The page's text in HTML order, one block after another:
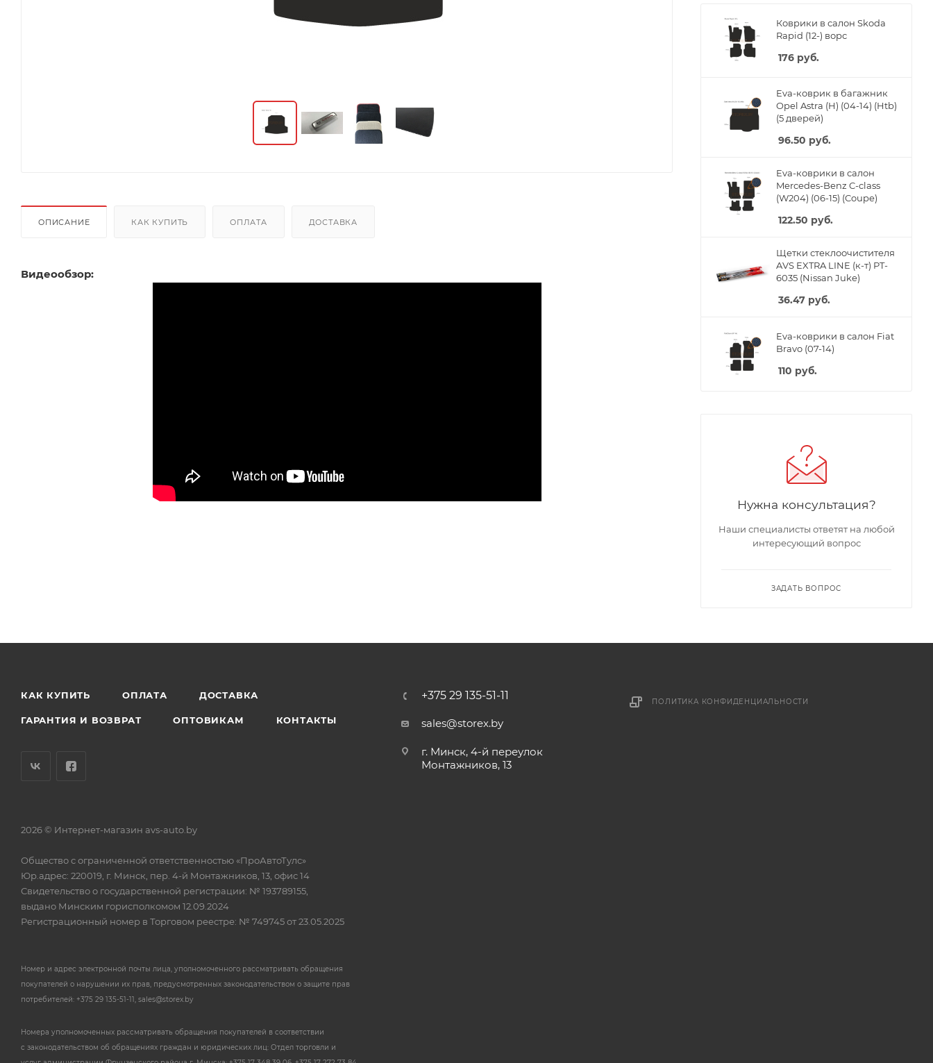
ОПИСАНИЕ КАК КУПИТЬ ОПЛАТА ДОСТАВКА
Видеообзор:
Коврики в салон Skoda
Rapid (12-) ворс
176 руб.
Eva-коврик в багажник
Opel Astra (H) (04-14) (Htb)
(5 дверей)
96.50 руб.
Eva-коврики в салон
Mercedes-Benz C-class
(W204) (06-15) (Coupe)
122.50 руб.
Щетки стеклоочистителя
AVS EXTRA LINE (к-т) PT-
6035 (Nissan Juke)
36.47 руб.
Eva-коврики в салон Fiat
Bravo (07-14)
110 руб.
Нужна консультация?
Наши специалисты ответят на любой
интересующий вопрос
ЗАДАТЬ ВОПРОС
КАК КУПИТЬ ОПЛАТА ДОСТАВКА
ГАРАНТИЯ И ВОЗВРАТ ОПТОВИКАМ КОНТАКТЫ
+375 29 135-51-11
sales@storex.by
г. Минск, 4-й переулок
Монтажников, 13
ПОЛИТИКА КОНФИДЕНЦИАЛЬНОСТИ
2026 © Интернет-магазин avs-auto.by
Общество с ограниченной ответственностью «ПроАвтоТулс»
Юр.адрес: 220019, г. Минск, пер. 4-й Монтажников, 13, офис 14
Свидетельство о государственной регистрации: № 193789155,
выдано Минским горисполкомом 12.09.2024
Регистрационный номер в Торговом реестре: № 749745 от 23.05.2025
Номер и адрес электронной почты лица, уполномоченного рассматривать обращения
покупателей о нарушении их прав, предусмотренных законодательством о защите прав
потребителей: +375 29 135-51-11, sales@storex.by
Номера уполномоченных рассматривать обращения покупателей в соответствии
с законодательством об обращениях граждан и юридических лиц: Отдел торговли и